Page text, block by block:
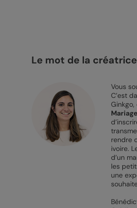
Le mot de la créatrice
Vous
C’est
rendre
ivoire.
d’un
les
une